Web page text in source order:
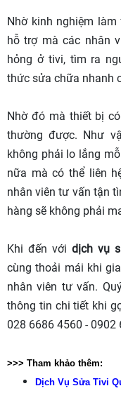
Nhờ kinh nghiệm
hỗ trợ mà các nhân
hỏng ở tivi, tìm ra
thức sửa chữa nhanh
Nhờ đó mà thiết bị
thường được. Như
không phải lo lắng
nữa mà có thể liên
nhân viên tư vấn tận
hàng sẽ không phải
Khi đến vớidịch vụ
cùng thoải mái khi
nhân viên tư vấn.
thông tin chi tiết khi
028 6686 4560 - 0902
>>> Tham khảo thêm:
Dịch Vụ Sửa Tivi